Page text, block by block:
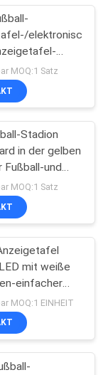
15
elektronische
Niveau
MOQ:1 Satz
Stadion
in der gelben
Fußball-und
MOQ:1 Satz
mit weiße
einfacher
MOQ:1 EINHEIT